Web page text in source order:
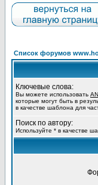
Список форумов
Ключевые слова:
Вы можете использовать
которые могут быть в
в качестве шаблона для
Поиск по автору:
Используйте * в качестве